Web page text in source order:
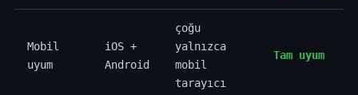
Mobil
uyum
iOS +
Android
çoğu
yalnızca
mobil
tarayıcı
Tam uyum